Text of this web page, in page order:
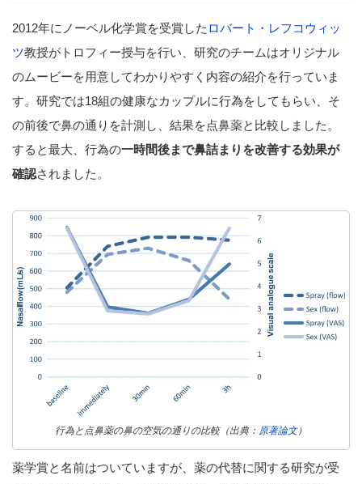
2012年にノーベル化学賞を受賞した ロバート・レフコウィッ
ツ教授がトロフィー授与を行い、研究のチームはオリジナル
のムービーを用意してわかりやすく内容の紹介を行っていま
す。研究では18組の健康なカップルに行為をしてもらい、そ
の前後で鼻の通りを計測し、結果を点鼻薬と比較しました。
すると最大、行為の一時間後まで鼻詰まりを改善する効果が
確認されました。
行為と点鼻薬の鼻の空気の通りの比較（出典： 原著論文）
薬学賞と名前はついていますが、薬の代替に関する研究が受